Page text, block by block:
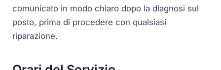
comunicato in modo chiaro dopo la diagnosi sul
posto, prima di procedere con qualsiasi
riparazione.